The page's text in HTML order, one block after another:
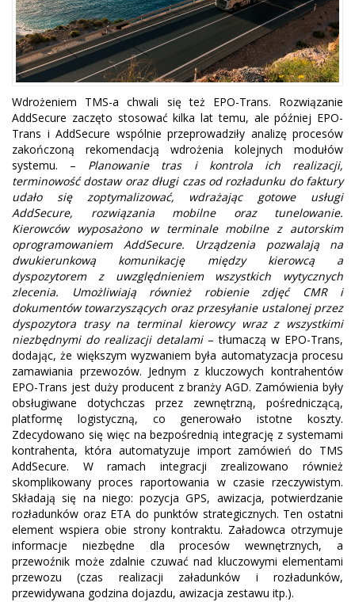
Wdrożeniem TMS-a chwali się też EPO-Trans. Rozwiązanie
AddSecure zaczęto stosować kilka lat temu, ale później EPO-
Trans i AddSecure wspólnie przeprowadziły analizę procesów
zakończoną rekomendacją wdrożenia kolejnych modułów
systemu. – Planowanie tras i kontrola ich realizacji,
terminowość dostaw oraz długi czas od rozładunku do faktury
udało się zoptymalizować, wdrażając gotowe usługi
AddSecure, rozwiązania mobilne oraz tunelowanie.
Kierowców wyposażono w terminale mobilne z autorskim
oprogramowaniem AddSecure. Urządzenia pozwalają na
dwukierunkową komunikację między kierowcą a
dyspozytorem z uwzględnieniem wszystkich wytycznych
zlecenia. Umożliwiają również robienie zdjęć CMR i
dokumentów towarzyszących oraz przesyłanie ustalonej przez
dyspozytora trasy na terminal kierowcy wraz z wszystkimi
niezbędnymi do realizacji detalami – tłumaczą w EPO-Trans,
dodając, że większym wyzwaniem była automatyzacja procesu
zamawiania przewozów. Jednym z kluczowych kontrahentów
EPO-Trans jest duży producent z branży AGD. Zamówienia były
obsługiwane dotychczas przez zewnętrzną, pośredniczącą,
platformę logistyczną, co generowało istotne koszty.
Zdecydowano się więc na bezpośrednią integrację z systemami
kontrahenta, która automatyzuje import zamówień do TMS
AddSecure. W ramach integracji zrealizowano również
skomplikowany proces raportowania w czasie rzeczywistym.
Składają się na niego: pozycja GPS, awizacja, potwierdzanie
rozładunków oraz ETA do punktów strategicznych. Ten ostatni
element wspiera obie strony kontraktu. Załadowca otrzymuje
informacje niezbędne dla procesów wewnętrznych, a
przewoźnik może zdalnie czuwać nad kluczowymi elementami
przewozu (czas realizacji załadunków i rozładunków,
przewidywana godzina dojazdu, awizacja zestawu itp.).